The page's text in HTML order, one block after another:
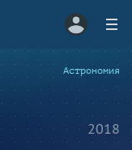
Астрономия
2018